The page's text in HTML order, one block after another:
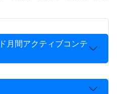
月間アクティブコンテ